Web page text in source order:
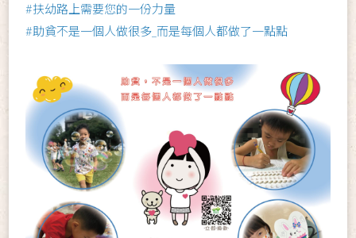
#扶幼路上需要您的一份力量
#助貧不是一個人做很多_而是每個人都做了一點點